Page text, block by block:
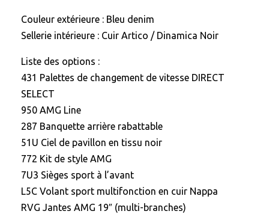
Couleur extérieure : Bleu denim
Sellerie intérieure : Cuir Artico / Dinamica Noir
Liste des options :
431 Palettes de changement de vitesse DIRECT
SELECT
950 AMG Line
287 Banquette arrière rabattable
51U Ciel de pavillon en tissu noir
772 Kit de style AMG
7U3 Sièges sport à l’avant
L5C Volant sport multifonction en cuir Nappa
RVG Jantes AMG 19″ (multi-branches)